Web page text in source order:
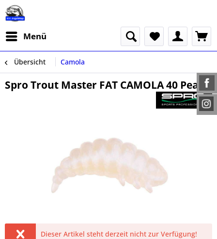
Menü
Übersicht Camola
Spro Trout Master FAT CAMOLA 40 Pearl
Dieser Artikel steht derzeit nicht zur Verfügung!